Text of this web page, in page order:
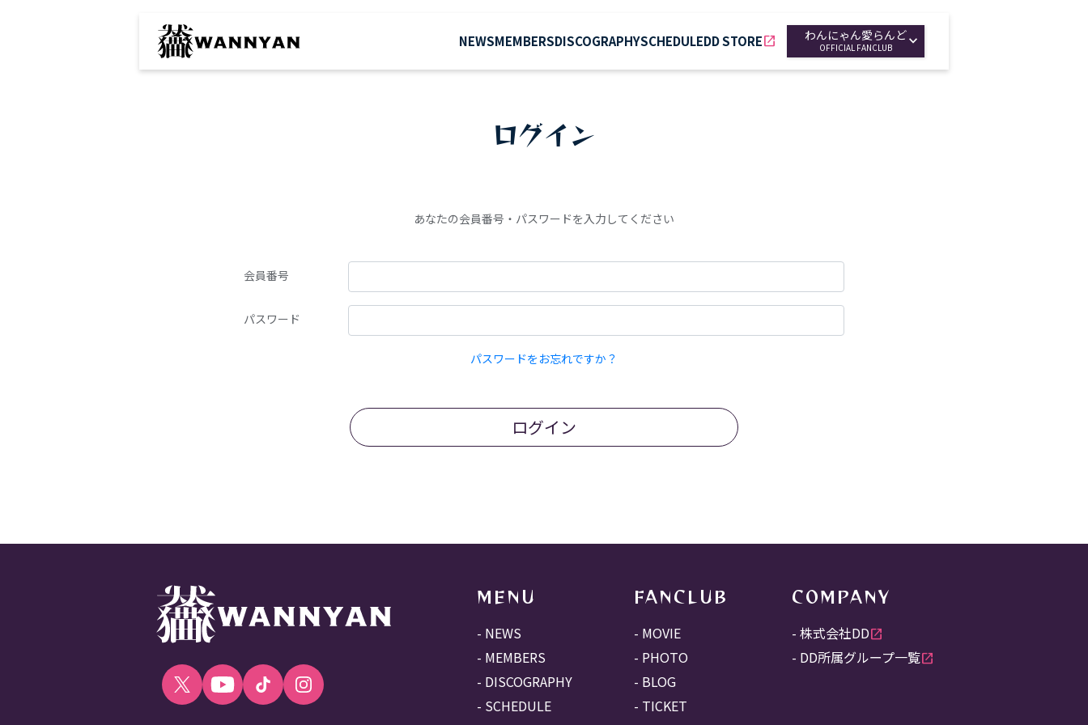
NEWSMEMBERSDISCOGRAPHYSCHEDULEDD STOREopen_in_new わんにゃん愛らんど
OFFICIAL FANCLUB
ログイン
あなたの会員番号・パスワードを入力してください
会員番号
パスワード
パスワードをお忘れですか？
ログイン
MENU
NEWS
MEMBERS
DISCOGRAPHY
SCHEDULE
FANCLUB
MOVIE
PHOTO
BLOG
TICKET
COMPANY
株式会社DDopen_in_new
DD所属グループ一覧open_in_new